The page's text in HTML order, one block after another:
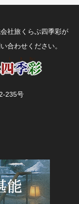
社旅くらぶ四季彩が
合わせください。
235号